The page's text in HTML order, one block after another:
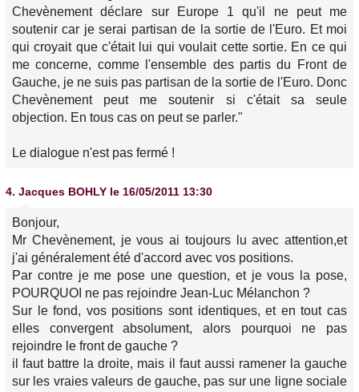
Chevènement déclare sur Europe 1 qu'il ne peut me
soutenir car je serai partisan de la sortie de l'Euro. Et moi
qui croyait que c'était lui qui voulait cette sortie. En ce qui
me concerne, comme l'ensemble des partis du Front de
Gauche, je ne suis pas partisan de la sortie de l'Euro. Donc
Chevènement peut me soutenir si c'était sa seule
objection. En tous cas on peut se parler."
Le dialogue n'est pas fermé !
4. Jacques BOHLY le 16/05/2011 13:30
Bonjour,
Mr Chevènement, je vous ai toujours lu avec attention,et
j'ai généralement été d'accord avec vos positions.
Par contre je me pose une question, et je vous la pose,
POURQUOI ne pas rejoindre Jean-Luc Mélanchon ?
Sur le fond, vos positions sont identiques, et en tout cas
elles convergent absolument, alors pourquoi ne pas
rejoindre le front de gauche ?
il faut battre la droite, mais il faut aussi ramener la gauche
sur les vraies valeurs de gauche, pas sur une ligne sociale